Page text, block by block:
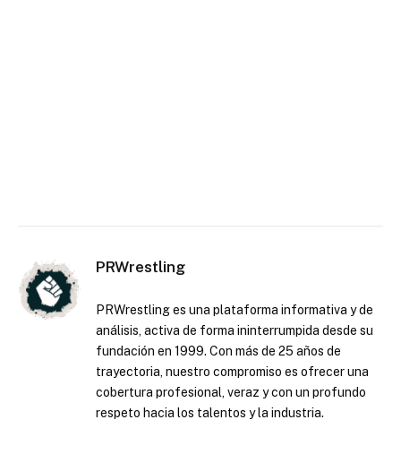
PRWrestling
PRWrestling es una plataforma informativa y de
análisis, activa de forma ininterrumpida desde su
fundación en 1999. Con más de 25 años de
trayectoria, nuestro compromiso es ofrecer una
cobertura profesional, veraz y con un profundo
respeto hacia los talentos y la industria.